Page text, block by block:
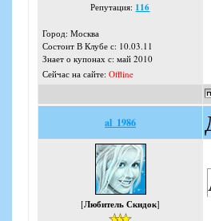
Репутация: 116
Город: Москва
Состоит В Клубе с: 10.03.11
Знает о купонах с: май 2010
Сейчас на сайте: Offline
al_1986
[Любитель Скидок]